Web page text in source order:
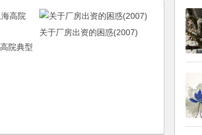
院典型
关于厂房出资的困惑(2007)